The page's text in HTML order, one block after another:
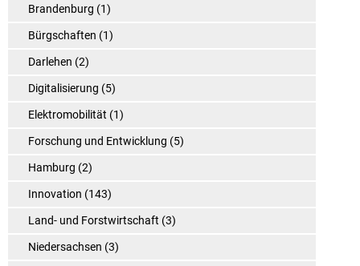
Brandenburg (1)
Bürgschaften (1)
Darlehen (2)
Digitalisierung (5)
Elektromobilität (1)
Forschung und Entwicklung (5)
Hamburg (2)
Innovation (143)
Land- und Forstwirtschaft (3)
Niedersachsen (3)